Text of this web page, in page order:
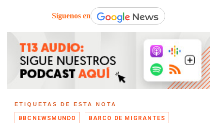
Síguenos en
ETIQUETAS DE ESTA NOTA
BBCNEWSMUNDO BARCO DE MIGRANTES